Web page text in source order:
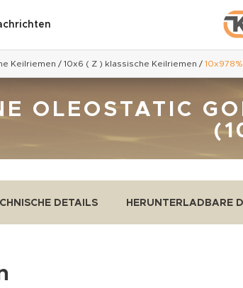
Keilriemen / 10x6 ( Z ) klassische Keilriemen /
OLEOSTATIC
DETAILS HERUNTERLADBARE